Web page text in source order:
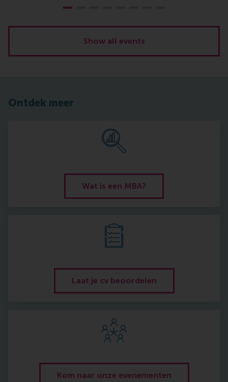
Show all events
Ontdek meer
Wat is een MBA?
Laat je cv beoordelen
Kom naar onze evenementen